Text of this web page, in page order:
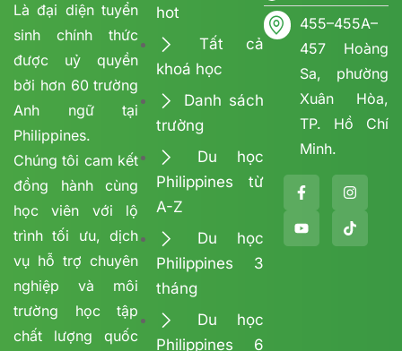
Là đại diện tuyển
sinh chính thức
được uỷ quyền
bởi hơn 60 trường
Anh ngữ tại
Philippines.
Chúng tôi cam kết
đồng hành cùng
học viên với lộ
trình tối ưu, dịch
vụ hỗ trợ chuyên
nghiệp và môi
trường học tập
chất lượng quốc
hot
Tất cả
khoá học
Danh sách
trường
Du học
Philippines từ
A-Z
Du học
Philippines 3
tháng
Du học
Philippines 6
455–455A–
457 Hoàng
Sa, phường
Xuân Hòa,
TP. Hồ Chí
Minh.